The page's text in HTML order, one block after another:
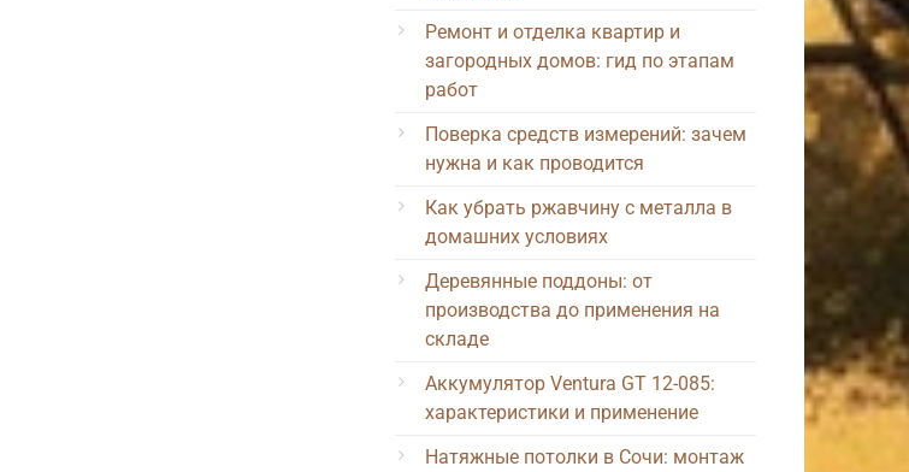
Ремонт и отделка квартир и
загородных домов: гид по этапам
работ
Поверка средств измерений: зачем
нужна и как проводится
Как убрать ржавчину с металла в
домашних условиях
Деревянные поддоны: от
производства до применения на
складе
Аккумулятор Ventura GT 12-085:
характеристики и применение
Натяжные потолки в Сочи: монтаж